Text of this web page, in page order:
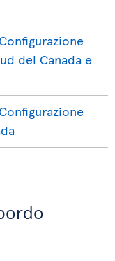
del Canada e